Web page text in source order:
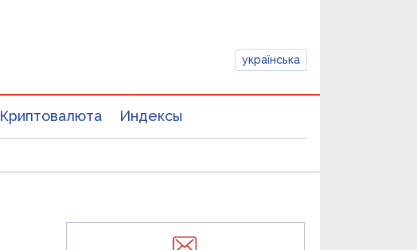
українська
Криптовалюта Индексы